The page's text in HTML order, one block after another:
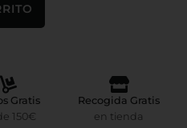
Gratis
150€
Recogida Gratis
en tienda